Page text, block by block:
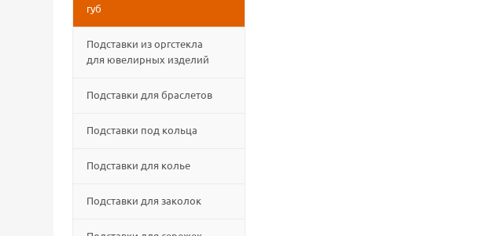
губ
Подставки из оргстекла
для ювелирных изделий
Подставки для браслетов
Подставки под кольца
Подставки для колье
Подставки для заколок